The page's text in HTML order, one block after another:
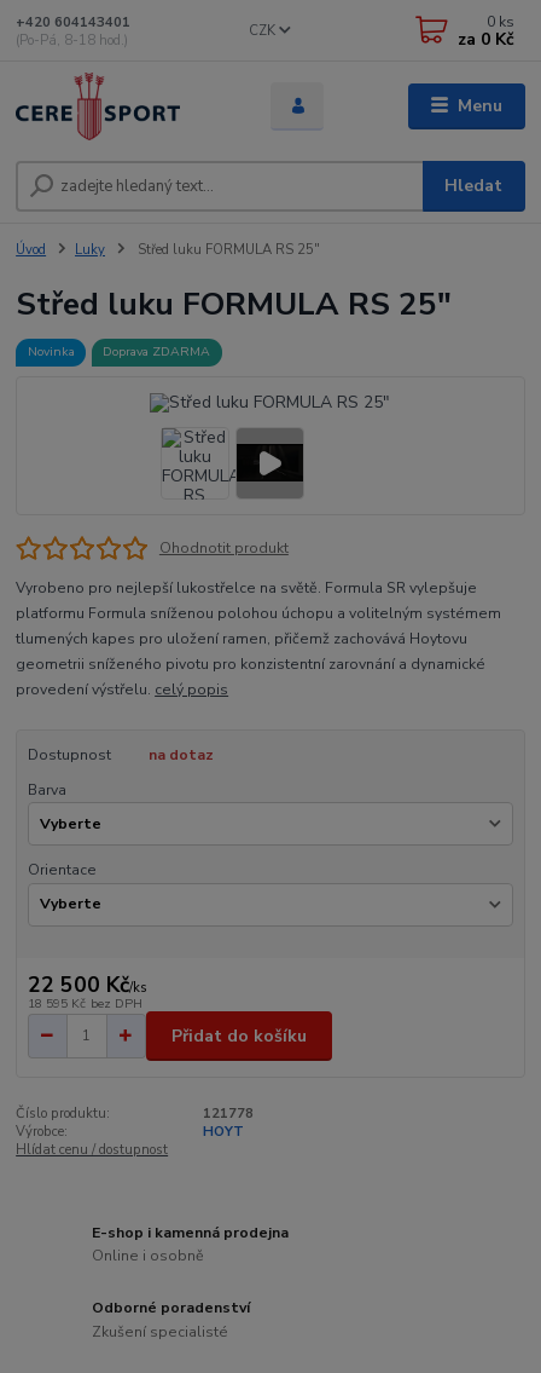
Menu
CZK
Hledat
+420 604143401
(Po-Pá, 8-18 hod.)
0 ks
za 0 Kč
Úvod Luky Střed luku FORMULA RS 25"
Střed luku FORMULA RS 25"
Novinka Doprava ZDARMA
Ohodnotit produkt
Vyrobeno pro nejlepší lukostřelce na světě. Formula SR vylepšuje
platformu Formula sníženou polohou úchopu a volitelným systémem
tlumených kapes pro uložení ramen, přičemž zachovává Hoytovu
geometrii sníženého pivotu pro konzistentní zarovnání a dynamické
provedení výstřelu. celý popis
Dostupnost
na dotaz
Barva
Orientace
22 500 Kč/ks
18 595 Kč bez DPH
Přidat do košíku
Číslo produktu:
121778
Výrobce:
HOYT
Hlídat cenu / dostupnost
E-shop i kamenná prodejna
Online i osobně
Odborné poradenství
Zkušení specialisté